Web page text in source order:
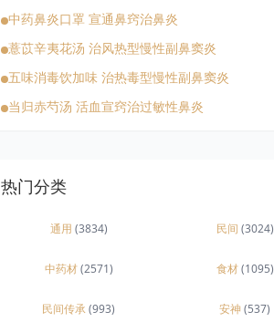
中药鼻炎口罩 宣通鼻窍治鼻炎
薏苡辛夷花汤 治风热型慢性副鼻窦炎
五味消毒饮加味 治热毒型慢性副鼻窦炎
当归赤芍汤 活血宣窍治过敏性鼻炎
热门分类
通用 (3834) 民间 (3024)
中药材(2571) 食材(1095)
民间传承(993) 安神(537)